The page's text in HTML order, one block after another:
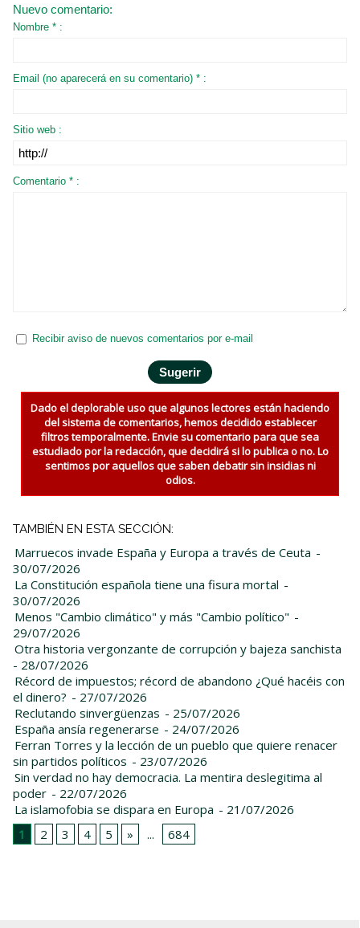
Nuevo comentario:
Nombre * :
Email (no aparecerá en su comentario) * :
Sitio web :
Comentario * :
Recibir aviso de nuevos comentarios por e-mail
Dado el deplorable uso que algunos lectores están haciendo
del sistema de comentarios, hemos decidido establecer
filtros temporalmente. Envie su comentario para que sea
estudiado por la redacción, que decidirá si lo publica o no. Lo
sentimos por aquellos que saben debatir sin insidias ni
odios.
TAMBIÉN EN ESTA SECCIÓN:
Marruecos invade España y Europa a través de Ceuta -
30/07/2026
La Constitución española tiene una fisura mortal -
30/07/2026
Menos "Cambio climático" y más "Cambio político" -
29/07/2026
Otra historia vergonzante de corrupción y bajeza sanchista
- 28/07/2026
Récord de impuestos; récord de abandono ¿Qué hacéis con
el dinero? - 27/07/2026
Reclutando sinvergüenzas - 25/07/2026
España ansía regenerarse - 24/07/2026
Ferran Torres y la lección de un pueblo que quiere renacer
sin partidos políticos - 23/07/2026
Sin verdad no hay democracia. La mentira deslegitima al
poder - 22/07/2026
La islamofobia se dispara en Europa - 21/07/2026
1
2 3 4 5 » ... 684